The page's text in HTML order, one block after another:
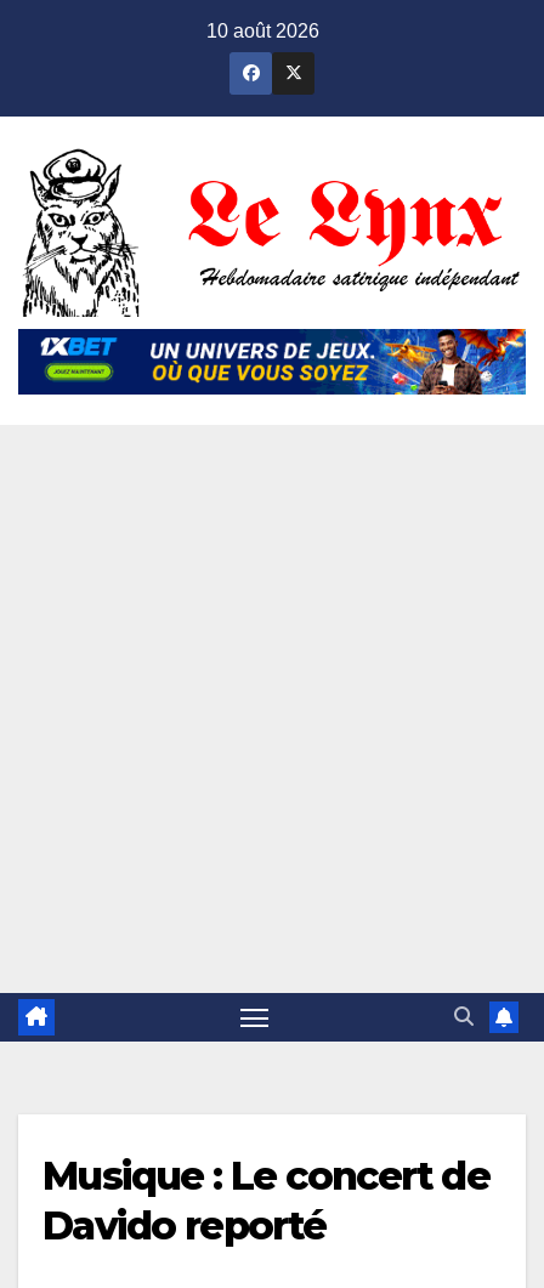
10 août 2026
Musique : Le concert de
Davido reporté